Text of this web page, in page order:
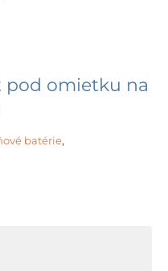
pod omietku na
batérie,